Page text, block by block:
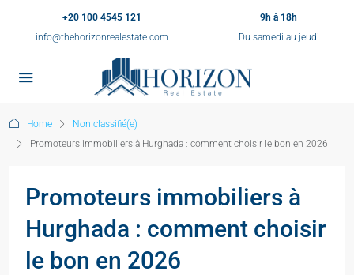
+20 100 4545 121
info@thehorizonrealestate.com
9h à 18h
Du samedi au jeudi
Home
Non classifié(e)
Promoteurs immobiliers à Hurghada : comment choisir le bon en 2026
Promoteurs immobiliers à
Hurghada : comment choisir
le bon en 2026